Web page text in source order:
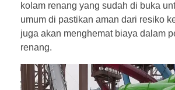
kolam renang yang sudah di buka
umum di pastikan aman dari resiko
juga akan menghemat biaya dalam
renang.